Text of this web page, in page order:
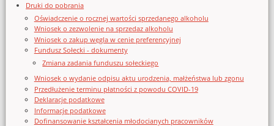
Druki do pobrania
Oświadczenie o rocznej wartości sprzedanego alkoholu
Wniosek o zezwolenie na sprzedaz alkoholu
Wniosek o zakup węgla w cenie preferencyjnej
Fundusz Sołecki - dokumenty
Zmiana zadania funduszu sołeckiego
Wniosek o wydanie odpisu aktu urodzenia, małżeństwa lub zgonu
Przedłużenie terminu płatności z powodu COVID-19
Deklaracje podatkowe
Informacje podatkowe
Dofinansowanie kształcenia młodocianych pracowników